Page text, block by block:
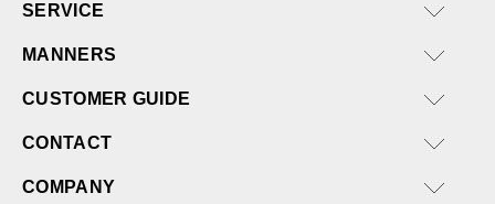
SERVICE
MANNERS
CUSTOMER GUIDE
CONTACT
COMPANY